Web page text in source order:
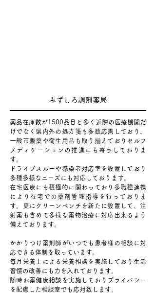
みずしろ調剤薬局
薬品在庫数が1500品目と多く近隣の医療機関だ
けでなく県内外の処方箋も多数応需しており、
一般市販薬や衛生用品も取り揃えておりセルフ
メディケーションの推進にも寄与しておりま
す。
ドライブスルーや感染者対応室を設置しており
多種多様なニーズにも対応しております。
在宅医療にも積極的に関わっており多職種連携
により在宅での薬剤管理指導を行っておりま
す。更にクリーンベンチを新たに設置して、注
射薬も含めて多様な薬物治療に対応出来るよう
備えております。
かかりつけ薬剤師がいつでも患者様の相談に対
応できる体制を取っています。
毎月栄養士による栄養相談を実施しており生活
習慣の改善にも力を入れております。
随時お薬健康相談を実施しておりプライバシー
を配慮した相談室でも応対致します。